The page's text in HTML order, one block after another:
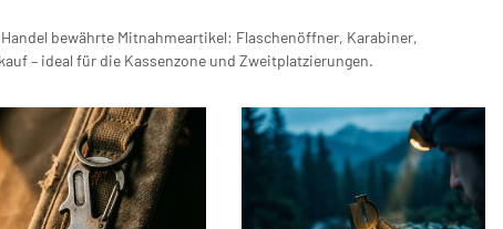
bewährte Mitnahmeartikel: Flaschenöffner, Karabiner,
– ideal für die Kassenzone und Zweitplatzierungen.